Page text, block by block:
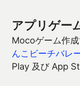
アプリゲー
Mocoゲーム作
んこビーチバレ
Play 及び App